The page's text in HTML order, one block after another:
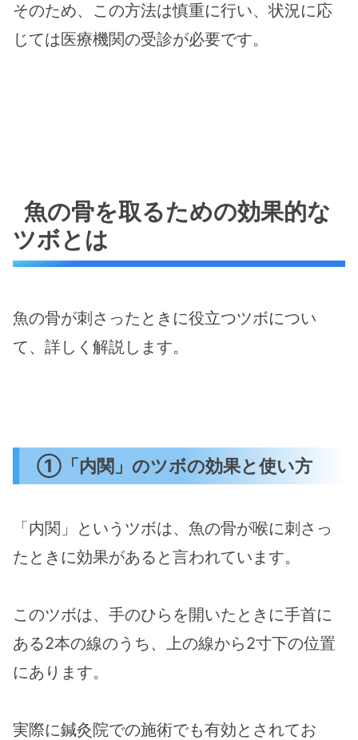
そのため、この方法は慎重に行い、状況に応
じては医療機関の受診が必要です​。
魚の骨を取るための効果的な
ツボとは
魚の骨が刺さったときに役立つツボについ
て、詳しく解説します。
①「内関」のツボの効果と使い方
「内関」というツボは、魚の骨が喉に刺さっ
たときに効果があると言われています。
このツボは、手のひらを開いたときに手首に
ある2本の線のうち、上の線から2寸下の位置
にあります​。
実際に鍼灸院での施術でも有効とされてお